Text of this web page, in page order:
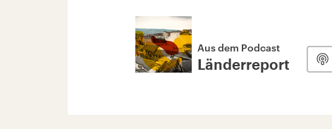
Aus dem Podcast
Länderreport